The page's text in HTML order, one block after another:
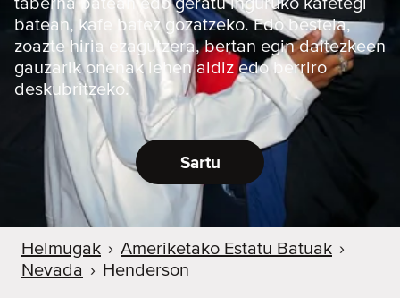
taberna batean edo geratu inguruko kafetegi
batean, kafe batez gozatzeko. Edo bestela,
zoazte hiria ezagutzera, bertan egin daitezkeen
gauzarik onenak lehen aldiz edo berriro
deskubritzeko.
Sartu
Helmugak › Ameriketako Estatu Batuak ›
Nevada › Henderson